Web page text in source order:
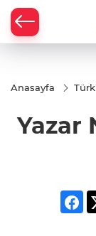
Anasayfa
Yazar